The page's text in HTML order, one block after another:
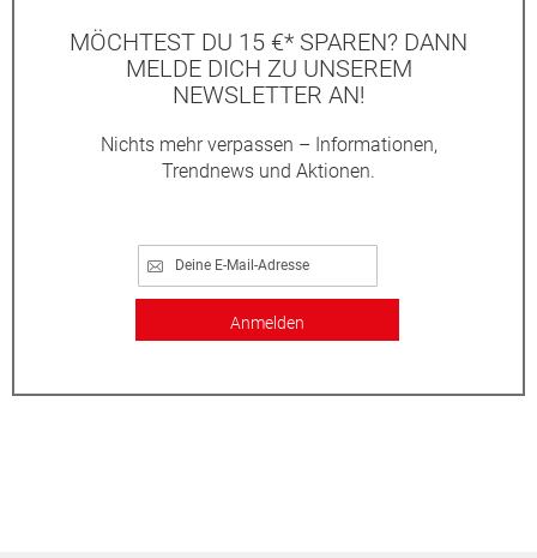
MÖCHTEST DU 15 €* SPAREN? DANN
MELDE DICH ZU UNSEREM
NEWSLETTER AN!
Nichts mehr verpassen – Informationen,
Trendnews und Aktionen.
Anmelden